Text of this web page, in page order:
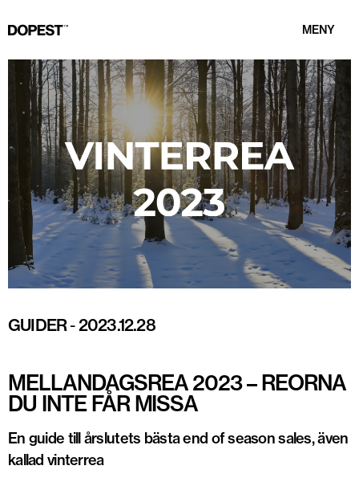
MENY
GUIDER-2023.12.28
MELLANDAGSREA 2023 – REORNA
DU INTE FÅR MISSA
En guide till årslutets bästa end of season sales, även
kallad vinterrea